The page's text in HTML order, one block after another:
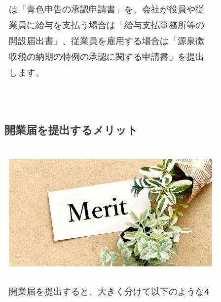
は「青色申告の承認申請書」を、会社が役員や従
業員に給与を支払う場合は「給与支払事務所等の
開設届出書」、従業員を雇用する場合は「源泉徴
収税の納期の特例の承認に関する申請書」を提出
します。
開業届を提出するメリット
開業届を提出すると、大きく分けて以下のような4